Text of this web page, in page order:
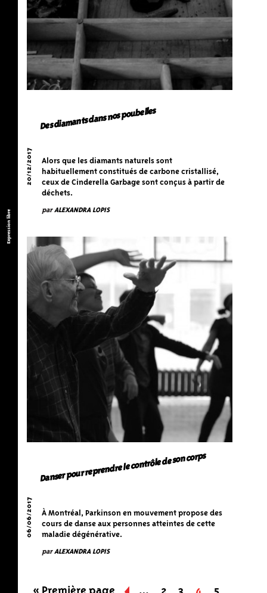
Expression libre
Des diamants dans nos poubelles
20/12/2017
Alors que les diamants naturels sont
habituellement constitués de carbone cristallisé,
ceux de Cinderella Garbage sont conçus à partir de
déchets.
parALEXANDRA LOPIS
Danser pour reprendre le contrôle de son corps
06/06/2017
À Montréal, Parkinson en mouvement propose des
cours de danse aux personnes atteintes de cette
maladie dégénérative.
parALEXANDRA LOPIS